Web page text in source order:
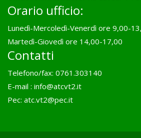
Orario ufficio:
Lunedì-Mercoledì-Venerdì ore 9,00-
Martedì-Giovedì ore 14,00-17,00
Contatti
Telefono/fax: 0761.303140
E-mail : info@atcvt2.it
Pec: atc.vt2@pec.it